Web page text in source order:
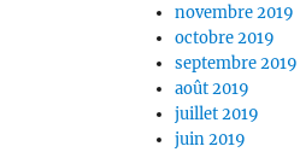
novembre 2019
octobre 2019
septembre 2019
août 2019
juillet 2019
juin 2019